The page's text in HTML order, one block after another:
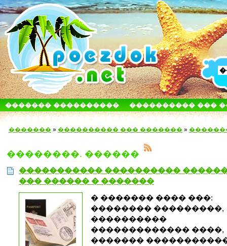
������� ����������
���������� ���
������������� ������
����� � ����
������� » ���������� ��� ������� »
��������. ������
����������� ����������
��� ������ � �������
� ������� ���� ���:
�������� ���������,
����������
������������� ����,
�������